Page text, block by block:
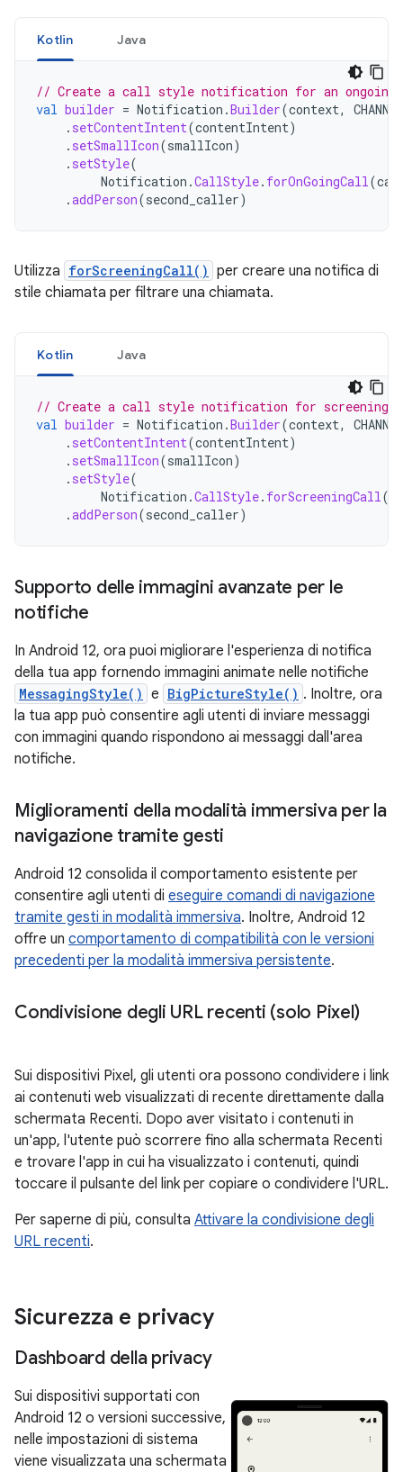
Kotlin Java
// Create a call style notification for an
val builder = Notification .Builder(context,
. setContentIntent(contentIntent)
. setSmallIcon(smallIcon)
. setStyle(
Notification .CallStyle. forOnGoingCall (
.addPerson(second_caller)
Utilizza forScreeningCall() per creare una notifica di
stile chiamata per filtrare una chiamata.
Kotlin Java
// Create a call style notification for screening
val builder = Notification .Builder(context,
. setContentIntent(contentIntent)
. setSmallIcon(smallIcon)
. setStyle(
Notification .CallStyle. forScreeningCall (
.addPerson(second_caller)
Supporto delle immagini avanzate per le
notifiche
In Android 12, ora puoi migliorare l'esperienza di notifica
della tua app fornendo immagini animate nelle notifiche
MessagingStyle() e BigPictureStyle() . Inoltre, ora
la tua app può consentire agli utenti di inviare messaggi
con immagini quando rispondono ai messaggi dall'area
notifiche.
Miglioramenti della modalità immersiva per la
navigazione tramite gesti
Android 12 consolida il comportamento esistente per
consentire agli utenti di eseguire comandi di navigazione
tramite gesti in modalità immersiva. Inoltre, Android 12
offre un comportamento di compatibilità con le versioni
precedenti per la modalità immersiva persistente.
Condivisione degli URL recenti (solo Pixel)
Sui dispositivi Pixel, gli utenti ora possono condividere i link
ai contenuti web visualizzati di recente direttamente dalla
schermata Recenti. Dopo aver visitato i contenuti in
un'app, l'utente può scorrere fino alla schermata Recenti
e trovare l'app in cui ha visualizzato i contenuti, quindi
toccare il pulsante del link per copiare o condividere l'URL.
Per saperne di più, consulta Attivare la condivisione degli
URL recenti.
Sicurezza e privacy
Dashboard della privacy
Sui dispositivi supportati con
Android 12 o versioni successive,
nelle impostazioni di sistema
viene visualizzata una schermata